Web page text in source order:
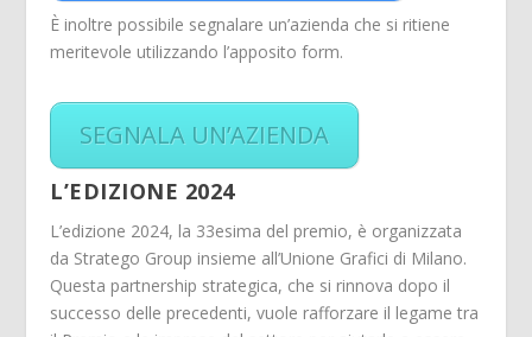
È inoltre possibile segnalare un’azienda che si ritiene
meritevole utilizzando l’apposito form.
SEGNALA UN’AZIENDA
L’EDIZIONE 2024
L’edizione 2024, la 33esima del premio, è organizzata
da Stratego Group insieme all’Unione Grafici di Milano.
Questa partnership strategica, che si rinnova dopo il
successo delle precedenti, vuole rafforzare il legame tra